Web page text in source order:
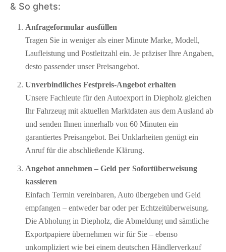
& So ghets:
Anfrageformular ausfüllen
Tragen Sie in weniger als einer Minute Marke, Modell,
Laufleistung und Postleitzahl ein. Je präziser Ihre Angaben,
desto passender unser Preisangebot.
Unverbindliches Festpreis-Angebot erhalten
Unsere Fachleute für den Autoexport in Diepholz gleichen
Ihr Fahrzeug mit aktuellen Marktdaten aus dem Ausland ab
und senden Ihnen innerhalb von 60 Minuten ein
garantiertes Preisangebot. Bei Unklarheiten genügt ein
Anruf für die abschließende Klärung.
Angebot annehmen – Geld per Sofort­überweisung
kassieren
Einfach Termin vereinbaren, Auto übergeben und Geld
empfangen – entweder bar oder per Echtzeitüberweisung.
Die Abholung in Diepholz, die Abmeldung und sämtliche
Exportpapiere übernehmen wir für Sie – ebenso
unkompliziert wie bei einem deutschen Händlerverkauf